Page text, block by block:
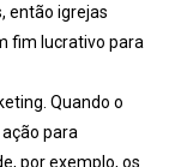
então igrejas
fim lucrativo para
Quando o
para
por exemplo, os